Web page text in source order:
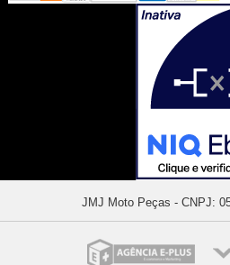
JMJ Moto Peças - CNPJ: